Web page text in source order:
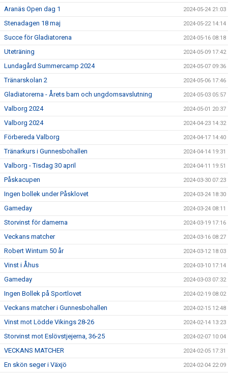
Aranäs Open dag 1 2024-05-24 21:03
Stenadagen 18 maj 2024-05-22 14:14
Succe för Gladiatorena 2024-05-16 08:18
Uteträning 2024-05-09 17:42
Lundagård Summercamp 2024 2024-05-07 09:36
Tränarskolan 2 2024-05-06 17:46
Gladiatorerna - Årets barn och ungdomsavslutning 2024-05-03 05:57
Valborg 2024 2024-05-01 20:37
Valborg 2024 2024-04-23 14:32
Förbereda Valborg 2024-04-17 14:40
Tränarkurs i Gunnesbohallen 2024-04-14 19:31
Valborg - Tisdag 30 april 2024-04-11 19:51
Påskacupen 2024-03-30 07:23
Ingen bollek under Påsklovet 2024-03-24 18:30
Gameday 2024-03-24 08:11
Storvinst för damerna 2024-03-19 17:16
Veckans matcher 2024-03-16 08:27
Robert Wintum 50 år 2024-03-12 18:03
Vinst i Åhus 2024-03-10 17:14
Gameday 2024-03-03 07:32
Ingen Bollek på Sportlovet 2024-02-19 08:02
Veckans matcher i Gunnesbohallen 2024-02-15 12:48
Vinst mot Lödde Vikings 28-26 2024-02-14 13:23
Storvinst mot Eslövstjejerna, 36-25 2024-02-07 10:04
VECKANS MATCHER 2024-02-05 17:31
En skön seger i Växjö 2024-02-04 22:09